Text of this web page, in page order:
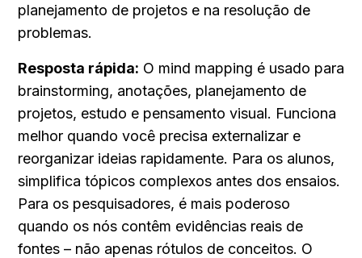
planejamento de projetos e na resolução de
problemas.
Resposta rápida: O mind mapping é usado para
brainstorming, anotações, planejamento de
projetos, estudo e pensamento visual. Funciona
melhor quando você precisa externalizar e
reorganizar ideias rapidamente. Para os alunos,
simplifica tópicos complexos antes dos ensaios.
Para os pesquisadores, é mais poderoso
quando os nós contêm evidências reais de
fontes – não apenas rótulos de conceitos. O